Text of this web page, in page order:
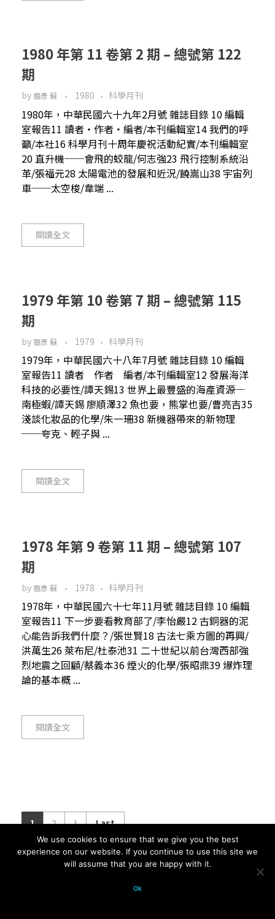
1980 年第 11 卷第 2 期 – 總號第 122
期
by 裔彥 蘇 1980 科學月刊
1980年，中華民國六十九年2月號 雜誌目錄 10 編輯
室報告11 讀者‧作者‧編者/本刊編輯室14 我們的呼
籲/本社16 科學月刊十周年慶祝活動紀實/本刊編輯室
20 直升機──會飛的蛟龍/何志強23 飛行控制系統沿
革/張福元28 太陽電池的發展和近況/饒嵩山38 宇宙列
車──太空梭/韋端 ...
閱讀全文
1979 年第 10 卷第 7 期 – 總號第 115
期
by 裔彥 蘇 1979 科學月刊
1979年，中華民國六十八年7月號 雜誌目錄 10 編輯
室報告11 讀者 作者 編者/本刊編輯室12 發展海洋
科技的必要性/譚天錫13 世界上最豐盛的海產資源─
南極蝦/譚天錫 廖順澤32 魚也要，熊掌也要/曹亮吉35
淺談化妝品的化學/朱一珊38 新機器帶來的新物理
──夸克、輕子與 ...
閱讀全文
1978 年第 9 卷第 11 期 – 總號第 107
期
by 裔彥 蘇 1978 科學月刊
1978年，中華民國六十七年11月號 雜誌目錄 10 編輯
室報告11 下一步要看教育部了/李怡嚴12 古銅器的泥
心能告訴我們什麼？/張世賢18 古法七乘方圖的再興/
洪萬生26 萊布尼/杜泰池31 二十世紀以前台灣西部強
烈地震之回顧/蔡義本36 煙火的化學/張昭鼎39 爆炸理
論的基本概 ...
閱讀全文
1 2 Last
© 2026 科學月刊五十年大全 All
We use cookies to ensure that we give you the best
experience on our website. If you continue to use this site we
will assume that you are happy with it.
Ok